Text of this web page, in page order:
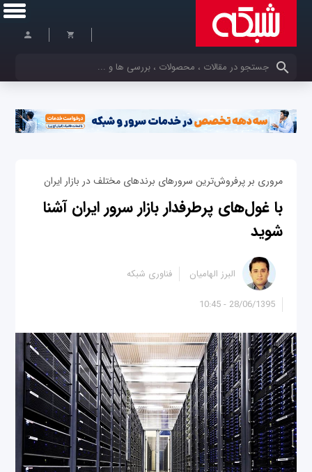
کلمات کلیدی خود را وارد کنید
مروری بر پرفروش‌ترین سرورهای برندهای مختلف در بازار ایران
با غول‌های پرطرفدار بازار سرور ایران آشنا
شوید
28/06/1395 - 10:45
البرز الهامیان فناوری شبکه